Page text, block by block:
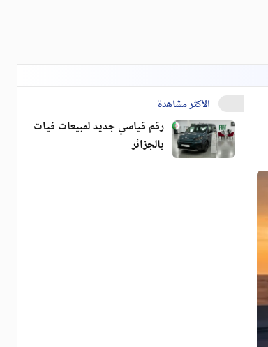
الأكثر مشاهدة
رقم قياسي جديد لمبيعات فيات
بالجزائر